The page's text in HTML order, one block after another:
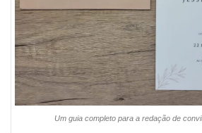
Um guia completo para a redação de